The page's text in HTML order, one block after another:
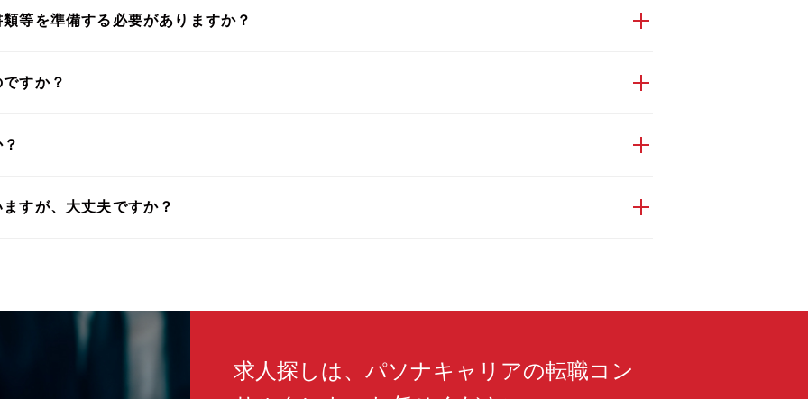
等を準備する必要がありますか？
すか？
すが、大丈夫ですか？
求人探しは、パソナキャリアの転職コン